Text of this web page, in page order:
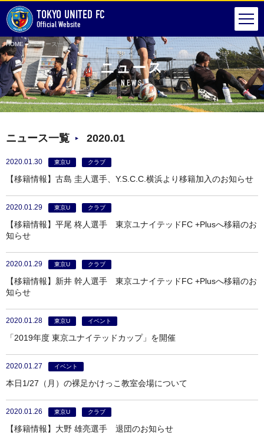
TOKYO UNITED FC
Official Website
HOME ニュース一覧
ニュース
NEWS
ニュース一覧 2020.01
2020.01.30 東京U クラブ
【移籍情報】古島 圭人選手、Y.S.C.C.横浜より移籍加入のお知らせ
2020.01.29 東京U クラブ
【移籍情報】平尾 柊人選手 東京ユナイテッドFC +Plusへ移籍のお
知らせ
2020.01.29 東京U クラブ
【移籍情報】新井 幹人選手 東京ユナイテッドFC +Plusへ移籍のお
知らせ
2020.01.28 東京U イベント
「2019年度 東京ユナイテッドカップ」を開催
2020.01.27 イベント
本日1/27（月）の裸足かけっこ教室会場について
2020.01.26 東京U クラブ
【移籍情報】大野 雄亮選手 退団のお知らせ